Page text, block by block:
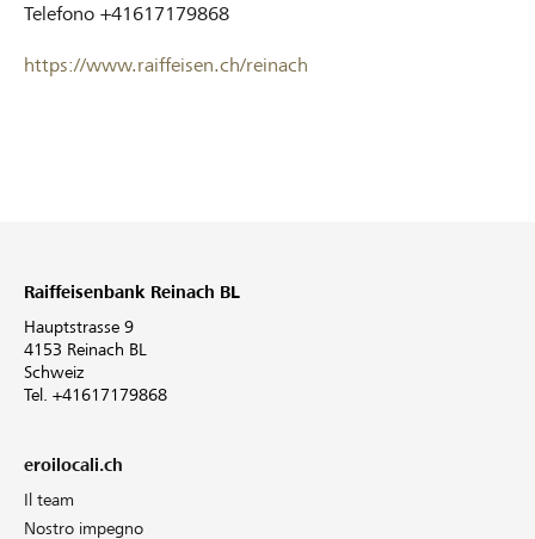
Telefono +41617179868
https://www.raiffeisen.ch/reinach
Raiffeisenbank Reinach BL
Hauptstrasse 9
4153 Reinach BL
Schweiz
Tel. +41617179868
eroilocali.ch
Il team
Nostro impegno